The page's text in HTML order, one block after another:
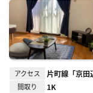
アクセス 片町線「京田
間取り 1K